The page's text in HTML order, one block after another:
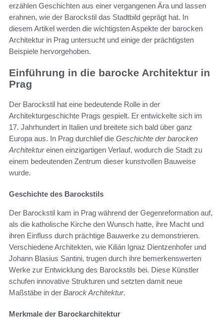
erzählen Geschichten aus einer vergangenen Ära und lassen
erahnen, wie der Barockstil das Stadtbild geprägt hat. In
diesem Artikel werden die wichtigsten Aspekte der barocken
Architektur in Prag untersucht und einige der prächtigsten
Beispiele hervorgehoben.
Einführung in die barocke Architektur in
Prag
Der Barockstil hat eine bedeutende Rolle in der
Architekturgeschichte Prags gespielt. Er entwickelte sich im
17. Jahrhundert in Italien und breitete sich bald über ganz
Europa aus. In Prag durchlief die Geschichte der barocken
Architektureinen einzigartigen Verlauf, wodurch die Stadt zu
einem bedeutenden Zentrum dieser kunstvollen Bauweise
wurde.
Geschichte des Barockstils
Der Barockstil kam in Prag während der Gegenreformation auf,
als die katholische Kirche den Wunsch hatte, ihre Macht und
ihren Einfluss durch prächtige Bauwerke zu demonstrieren.
Verschiedene Architekten, wie Kilián Ignaz Dientzenhofer und
Johann Blasius Santini, trugen durch ihre bemerkenswerten
Werke zur Entwicklung des Barockstils bei. Diese Künstler
schufen innovative Strukturen und setzten damit neue
Maßstäbe in der Barock Architektur.
Merkmale der Barockarchitektur